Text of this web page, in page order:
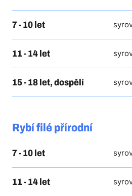
7 - 10 let
11 - 14 let
15 - 18 let, dospělí
Rybí filé přírodní
7 - 10 let
11 - 14 let